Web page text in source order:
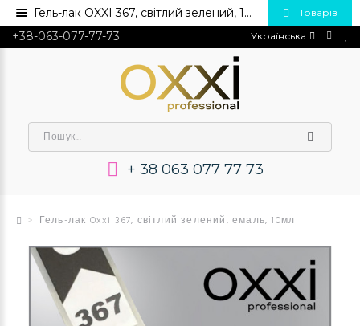
+38-063-077-77-73 Українська
+ 38 063 077 77 73
Товарів
Гель-лак Oxxi 367, світлий зелений, емаль, 10мл
Гель-лак OXXI 367, світлий зелений, 10 мл💅 Купити в Україні опт та роздріб